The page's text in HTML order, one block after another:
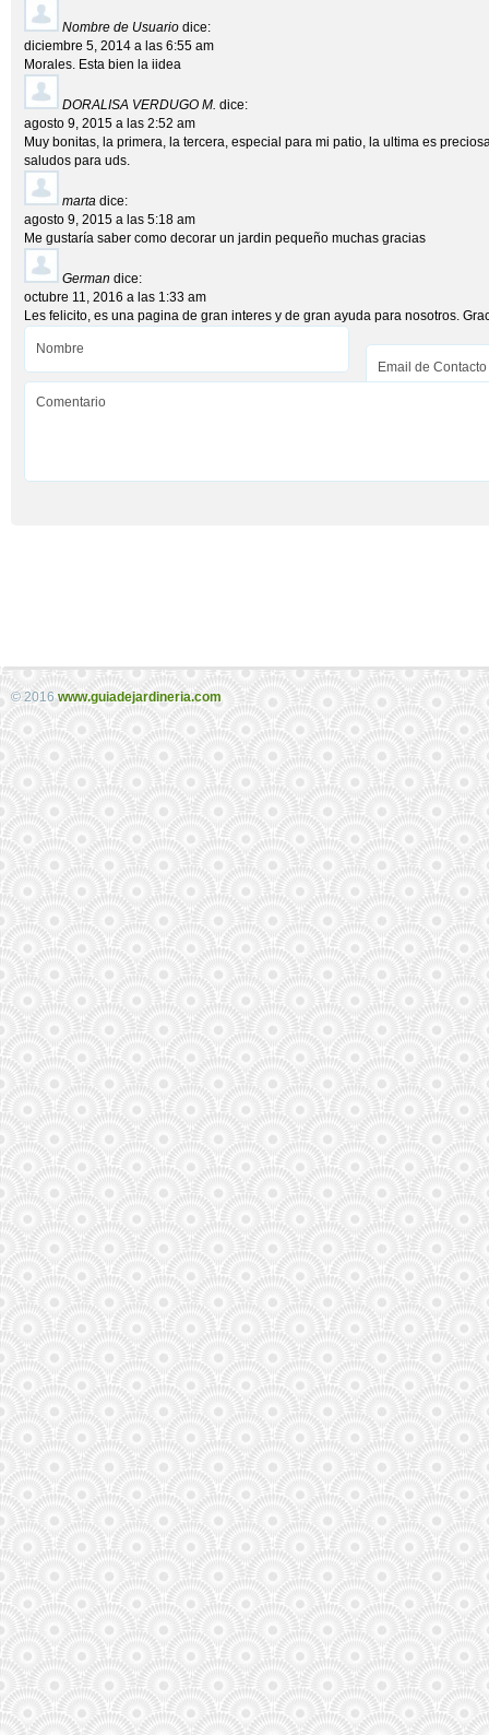
Nombre de Usuario dice:
diciembre 5, 2014 a las 6:55 am
Morales. Esta bien la iidea
DORALISA VERDUGO M. dice:
agosto 9, 2015 a las 2:52 am
Muy bonitas, la primera, la tercera, especial para mi patio, la ultima es
saludos para uds.
marta dice:
agosto 9, 2015 a las 5:18 am
Me gustaría saber como decorar un jardin pequeño muchas gracias
German dice:
octubre 11, 2016 a las 1:33 am
Les felicito, es una pagina de gran interes y de gran ayuda para nosotros.
© 2016 www.guiadejardineria.com